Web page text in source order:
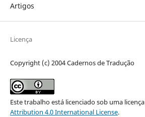
Artigos
Licença
Copyright (c) 2004 Cadernos de Tradução
Este trabalho está licenciado sob uma licença
Attribution 4.0 International License.